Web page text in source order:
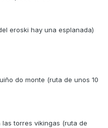
eroski hay una esplanada)
do monte (ruta de unos 10
torres vikingas (ruta de